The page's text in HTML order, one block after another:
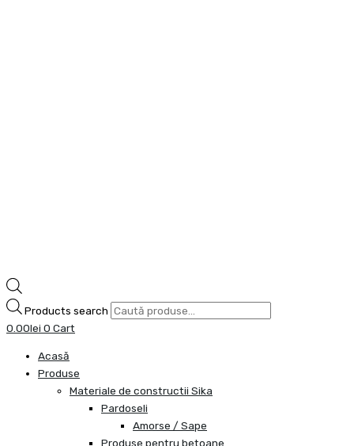
Products search
0.00lei 0 Cart
Acasă
Produse
Materiale de constructii Sika
Pardoseli
Amorse / Sape
Produse pentru betoane